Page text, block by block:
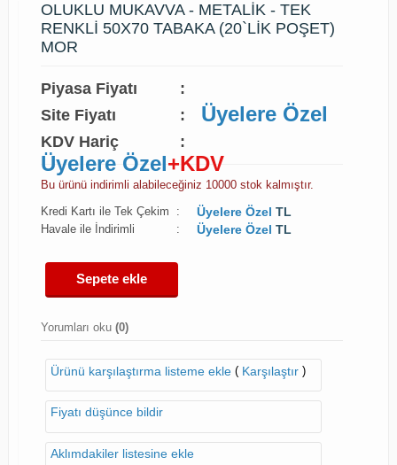
OLUKLU MUKAVVA - METALİK - TEK
RENKLİ 50X70 TABAKA (20`LİK POŞET)
MOR
Piyasa Fiyatı
:
Site Fiyatı
: Üyelere Özel
KDV Hariç :
Üyelere Özel+KDV
Bu ürünü indirimli alabileceğiniz 10000 stok kalmıştır.
Kredi Kartı ile Tek Çekim
: Üyelere Özel TL
Havale ile İndirimli : Üyelere Özel TL
Sepete ekle
Yorumları oku (0)
Ürünü karşılaştırma listeme ekle( Karşılaştır)
Fiyatı düşünce bildir
Aklımdakiler listesine ekle